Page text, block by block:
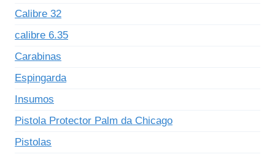
Calibre 32
calibre 6.35
Carabinas
Espingarda
Insumos
Pistola Protector Palm da Chicago
Pistolas